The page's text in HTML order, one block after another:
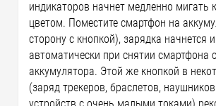
индикаторов начнет медленно мигать
цветом. Поместите смартфон на
сторону с кнопкой), зарядка начнется
автоматически при снятии смартфона с
аккумулятора. Этой же кнопкой в
(заряд трекеров, браслетов,